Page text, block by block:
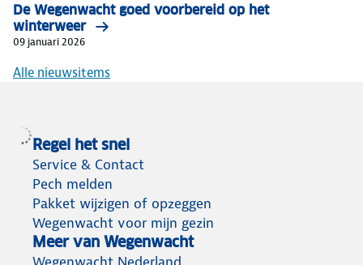
De Wegenwacht goed voorbereid op het
winterweer
09 januari 2026
Alle nieuwsitems
Regel het snel
Service & Contact
Pech melden
Pakket wijzigen of opzeggen
Wegenwacht voor mijn gezin
Meer van Wegenwacht